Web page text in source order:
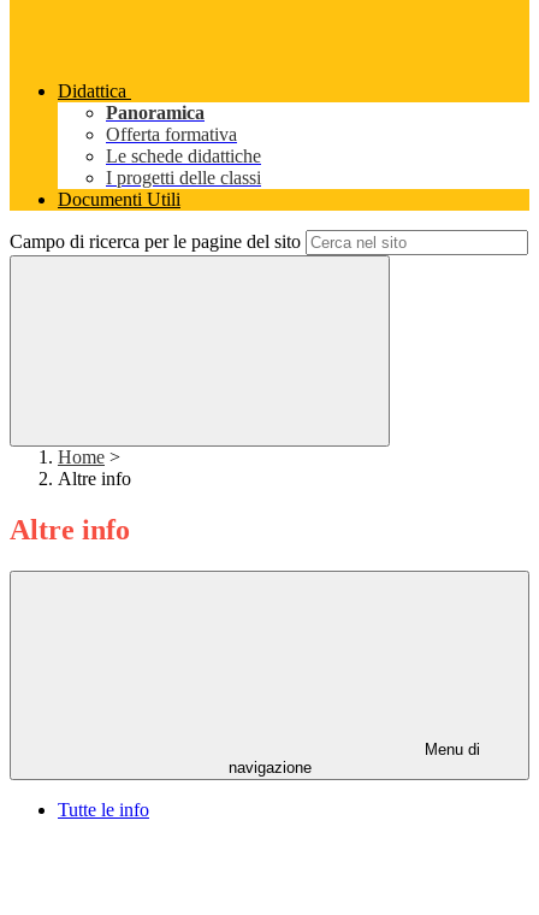
Didattica
Panoramica
Offerta formativa
Le schede didattiche
I progetti delle classi
Documenti Utili
Campo di ricerca per le pagine del sito
Home >
Altre info
Altre info
Menu di
navigazione
Tutte le info